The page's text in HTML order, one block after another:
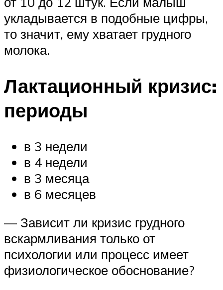
укладывается в подобные цифры,
то значит, ему хватает грудного
молока.
Лактационный кризис:
периоды
в 3 недели
в 4 недели
в 3 месяца
в 6 месяцев
— Зависит ли кризис грудного
вскармливания только от
психологии или процесс имеет
физиологическое обоснование?